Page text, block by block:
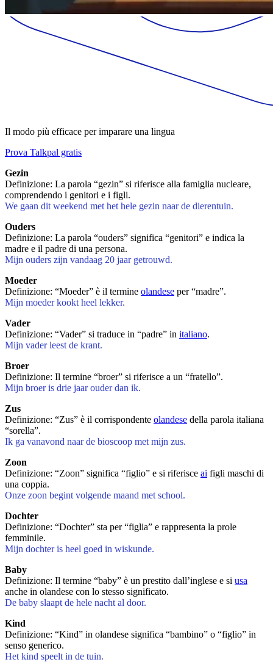
Il modo più efficace per imparare una lingua
Prova Talkpal gratis
Gezin
Definizione: La parola “gezin” si riferisce alla famiglia nucleare,
comprendendo i genitori e i figli.
We gaan dit weekend met het hele gezin naar de dierentuin.
Ouders
Definizione: La parola “ouders” significa “genitori” e indica la
madre e il padre di una persona.
Mijn ouders zijn vandaag 20 jaar getrouwd.
Moeder
Definizione: “Moeder” è il termine olandese per “madre”.
Mijn moeder kookt heel lekker.
Vader
Definizione: “Vader” si traduce in “padre” in italiano.
Mijn vader leest de krant.
Broer
Definizione: Il termine “broer” si riferisce a un “fratello”.
Mijn broer is drie jaar ouder dan ik.
Zus
Definizione: “Zus” è il corrispondente olandese della parola italiana
“sorella”.
Ik ga vanavond naar de bioscoop met mijn zus.
Zoon
Definizione: “Zoon” significa “figlio” e si riferisce ai figli maschi di
una coppia.
Onze zoon begint volgende maand met school.
Dochter
Definizione: “Dochter” sta per “figlia” e rappresenta la prole
femminile.
Mijn dochter is heel goed in wiskunde.
Baby
Definizione: Il termine “baby” è un prestito dall’inglese e si usa
anche in olandese con lo stesso significato.
De baby slaapt de hele nacht al door.
Kind
Definizione: “Kind” in olandese significa “bambino” o “figlio” in
senso generico.
Het kind speelt in de tuin.